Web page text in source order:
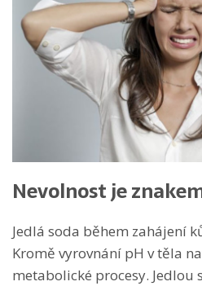
Nevolnost je
Jedlá soda během zahájení
Kromě vyrovnání pH v těla
metabolické procesy. Jedlou